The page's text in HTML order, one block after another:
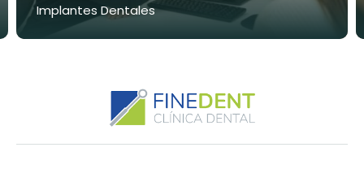
Implantes Dentales